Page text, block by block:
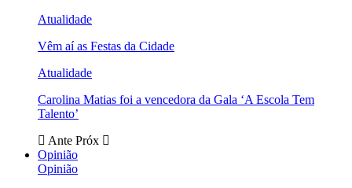
Atualidade
Vêm aí as Festas da Cidade
Atualidade
Carolina Matias foi a vencedora da Gala ‘A Escola Tem
Talento’
Ante Próx
Opinião
Opinião